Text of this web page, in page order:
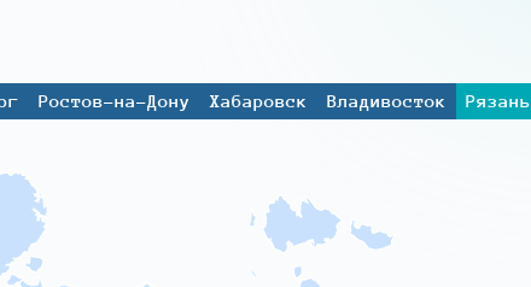
Ростов-на-Дону Хабаровск Владивосток
Рязань